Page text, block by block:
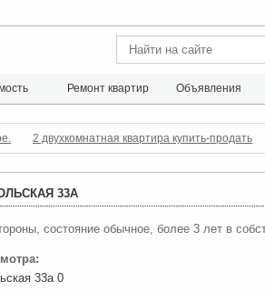
Ремонт квартир Объявления
2 двухкомнатная квартира купить-продать
33А
состояние обычное, более 3 лет в